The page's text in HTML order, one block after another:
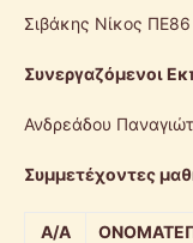
Σιβάκης Νίκος ΠΕ86
Συνεργαζόμενοι
Ανδρεάδου
Συμμετέχοντες
Α/Α